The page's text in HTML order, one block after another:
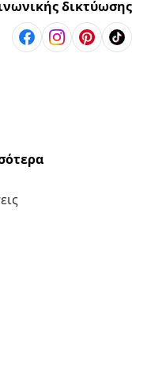
δικτύωσης